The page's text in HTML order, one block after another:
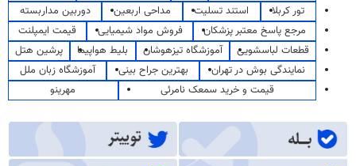
تور کربلا
استند تسلیت مداحی اربعین
دوربین مداربسته
مرجع پاسخ معتبر پزشکان
فروش مواد شیمیایی
قیمت ایمپلنت
قطعات لباسشویی
آموزشگاه تیزهوشان بلیط هواپیما
پرشین هتل
نمایندگی بوش در تهران
بهترین جراح بینی
آموزشگاه زبان ملل
قیمت و خرید سمعک نامرئی
مهرینو